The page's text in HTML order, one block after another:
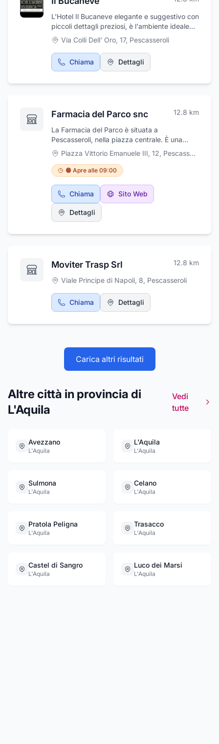
2 letti, cucina attrezzata, soggiorno con
camino e divano letto.
L'Hotel Il Bucaneve elegante e suggestivo con
piccoli dettagli preziosi, è l'ambiente ideale
per accogliere chi ama le cose belle della vita.
In una raffinata atmosfera circondati dalle
bellezze del Parco Nazionale d' Abruzzo, vi
attenderà un incontro con una sensazione di
Pescasseroli capitale del Parco Nazionale
conservazione della natura e la difesa
Via Colli Dell' Oro, 17, Pescasseroli
Chiama Dettagli
Farmacia del Parco snc 12.8 km
La Farmacia del Parco è situata a
Pescasseroli, nella piazza centrale. È una
farmacia storica, che con i suoi 100 anni di
attività costituisce un vero e proprio punto di
riferimento. Propone prodotti farmaceutici di
base, omeopatici, farmaci fitoterapici,
cosmetici e prodotti per l'infanzia delle
migliori marche del settore.
Piazza Vittorio Emanuele III, 12, Pescasseroli
🟠 Apre alle 09:00
Chiama Sito Web
Dettagli
Moviter Trasp Srl 12.8 km
Viale Principe di Napoli, 8, Pescasseroli
Chiama Dettagli
Carica altri risultati
Altre città in provincia di
L'Aquila
Vedi
tutte
Avezzano
L'Aquila
L'Aquila
L'Aquila
Sulmona
L'Aquila
Celano
L'Aquila
Pratola Peligna
L'Aquila
Trasacco
L'Aquila
Castel di Sangro
L'Aquila
Luco dei Marsi
L'Aquila